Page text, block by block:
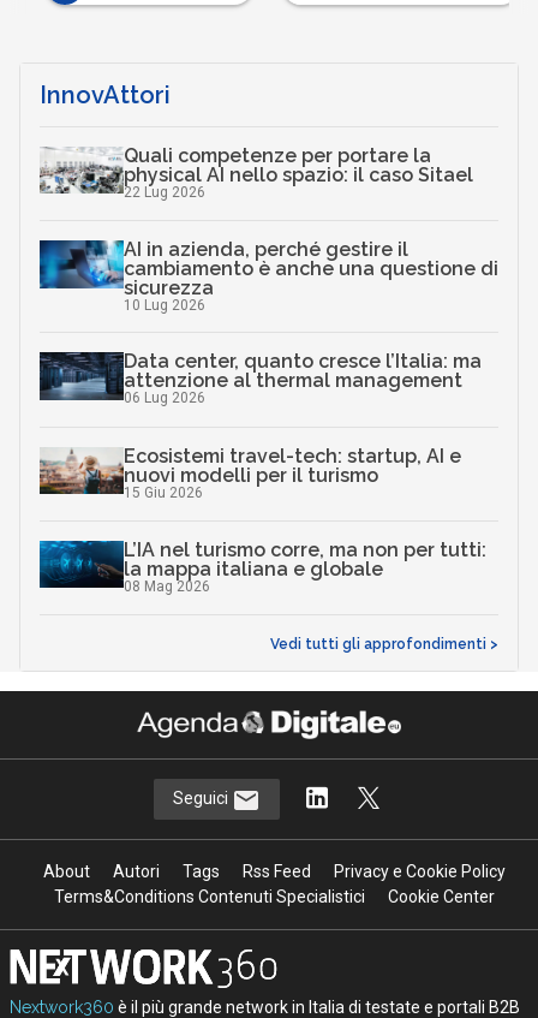
InnovAttori
Quali competenze per portare la
physical AI nello spazio: il caso Sitael
22 Lug 2026
AI in azienda, perché gestire il
cambiamento è anche una questione di
sicurezza
10 Lug 2026
Data center, quanto cresce l’Italia: ma
attenzione al thermal management
06 Lug 2026
Ecosistemi travel-tech: startup, AI e
nuovi modelli per il turismo
15 Giu 2026
L’IA nel turismo corre, ma non per tutti:
la mappa italiana e globale
08 Mag 2026
Vedi tutti gli approfondimenti >
Seguici
About Autori Tags Rss Feed
Privacy e Cookie Policy
Terms&Conditions Contenuti Specialistici
Cookie Center
Nextwork360 è il più grande network in Italia di testate e portali B2B